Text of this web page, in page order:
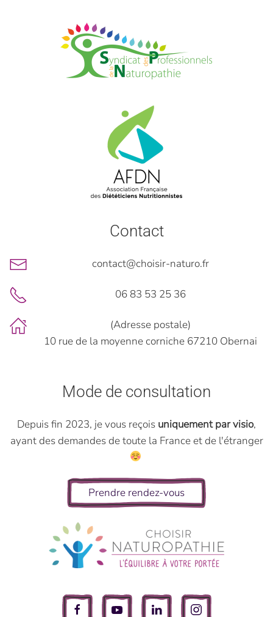
Contact
contact@choisir-naturo.fr
06 83 53 25 36
(Adresse postale)
10 rue de la moyenne corniche 67210 Obernai
Mode de consultation
Depuis fin 2023, je vous reçois uniquement par visio,
ayant des demandes de toute la France et de l'étranger
Prendre rendez-vous